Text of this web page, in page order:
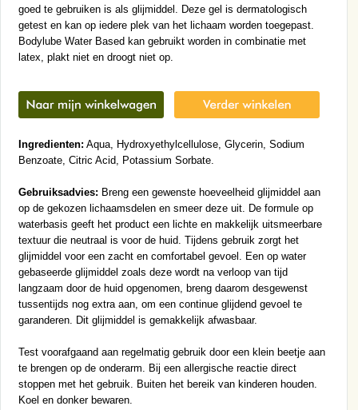
goed te gebruiken is als glijmiddel. Deze gel is dermatologisch
getest en kan op iedere plek van het lichaam worden toegepast.
Bodylube Water Based kan gebruikt worden in combinatie met
latex, plakt niet en droogt niet op.
Ingredienten: Aqua, Hydroxyethylcellulose, Glycerin, Sodium
Benzoate, Citric Acid, Potassium Sorbate.
Gebruiksadvies: Breng een gewenste hoeveelheid glijmiddel aan
op de gekozen lichaamsdelen en smeer deze uit. De formule op
waterbasis geeft het product een lichte en makkelijk uitsmeerbare
textuur die neutraal is voor de huid. Tijdens gebruik zorgt het
glijmiddel voor een zacht en comfortabel gevoel. Een op water
gebaseerde glijmiddel zoals deze wordt na verloop van tijd
langzaam door de huid opgenomen, breng daarom desgewenst
tussentijds nog extra aan, om een continue glijdend gevoel te
garanderen. Dit glijmiddel is gemakkelijk afwasbaar.
Test voorafgaand aan regelmatig gebruik door een klein beetje aan
te brengen op de onderarm. Bij een allergische reactie direct
stoppen met het gebruik. Buiten het bereik van kinderen houden.
Koel en donker bewaren.